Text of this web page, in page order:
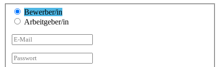
Bewerber/in
Arbeitgeber/in